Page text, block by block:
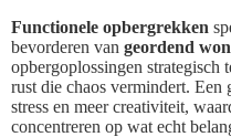
Functionele opbergrekken
bevorderen van geordend
opbergoplossingen strategisch
rust die chaos vermindert. Een
stress en meer creativiteit,
concentreren op wat echt